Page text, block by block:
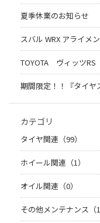
夏季休業のお知らせ
スバル WRX アライメ
TOYOTA ヴィッツ
期間限定！！『タイヤ
カテゴリ
タイヤ関連（99）
ホイール関連（1）
オイル関連（0）
その他メンテナンス（